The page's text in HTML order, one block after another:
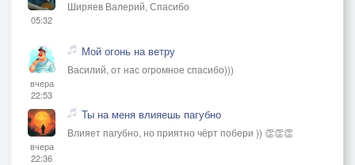
05:32
Ширяев Валерий, Спасибо
вчера
22:53
Мой огонь на ветру
Василий, от нас огромное спасибо)))
вчера
22:36
Ты на меня влияешь пагубно
Влияет пагубно, но приятно чёрт побери )) 👏👏👏